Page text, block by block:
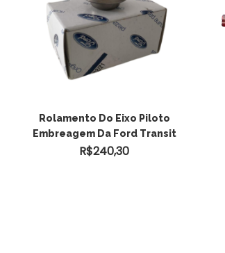
ADICIONAR AO
CARRINHO
Rolamento Do Eixo Piloto
Embreagem Da Ford Transit
R$240,30